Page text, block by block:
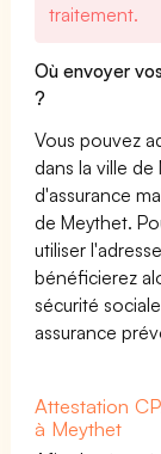
traitement.
Où envoyer
?
Vous pouvez
dans la ville
d'assurance
de Meythet.
utiliser
bénéficierez
sécurité
assurance
Attestation
à Meythet